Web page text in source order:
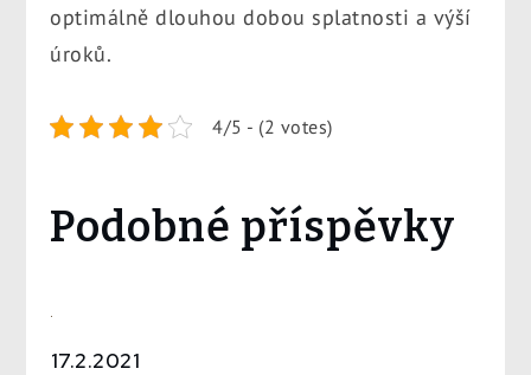
optimálně dlouhou dobou splatnosti a výší
úroků.
4/5 - (2 votes)
Podobné příspěvky
17.2.2021